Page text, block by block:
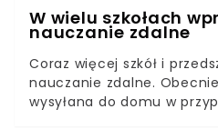
W wielu szkołach
nauczanie zdalne
Coraz więcej szkół i
nauczanie zdalne.
wysyłana do domu w